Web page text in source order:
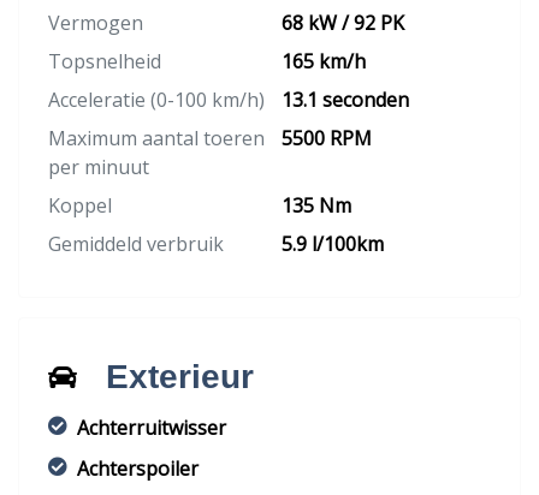
Vermogen
68 kW / 92 PK
Topsnelheid
165 km/h
Acceleratie (0-100 km/h)
13.1 seconden
Maximum aantal toeren
per minuut
5500 RPM
Koppel
135 Nm
Gemiddeld verbruik
5.9 l/100km
Exterieur
Achterruitwisser
Achterspoiler